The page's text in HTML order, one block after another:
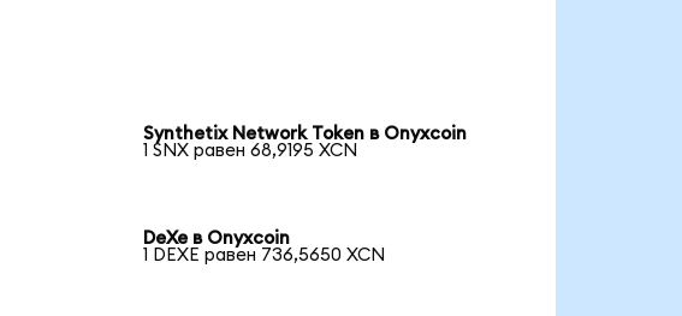
Synthetix Network Token в Onyxcoin
1 SNX равен 68,9195 XCN
DeXe в Onyxcoin
1 DEXE равен 736,5650 XCN